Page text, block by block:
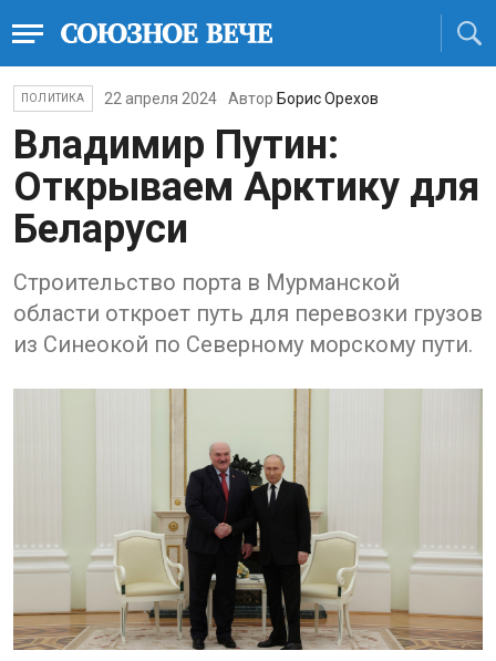
ПОЛИТИКА 22 апреля 2024 Автор Борис Орехов
Владимир Путин:
Открываем Арктику для
Беларуси
Строительство порта в Мурманской
области откроет путь для перевозки грузов
из Синеокой по Северному морскому пути.